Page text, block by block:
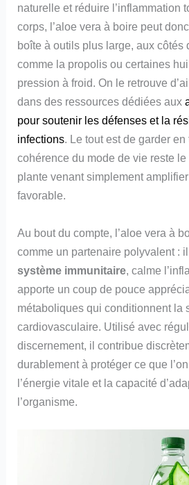
naturelle et réduire l’inflammation
corps, l’aloe vera à boire peut
boîte à outils plus large, aux côtés
comme la propolis ou certaines
pression à froid. On le retrouve
dans des ressources dédiées aux
pour soutenir les défenses et la
infections. Le tout est de garder en
cohérence du mode de vie reste
plante venant simplement
favorable.
Au bout du compte, l’aloe vera à
comme un partenaire polyvalent :
système immunitaire , calme
apporte un coup de pouce
métaboliques qui conditionnent la
cardiovasculaire. Utilisé avec
discernement, il contribue
durablement à protéger ce que
l’énergie vitale et la capacité
l’organisme.